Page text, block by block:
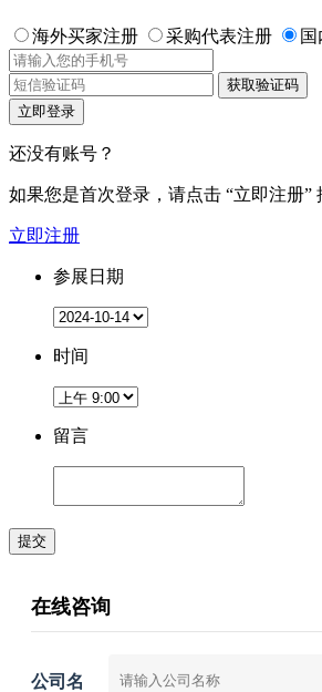
海外买家注册 采购代表注册
获取验证码
立即登录
还没有账号？
如果您是首次登录，请点击 “立即注册”
立即注册
参展日期
时间
留言
提交
在线咨询
公司名